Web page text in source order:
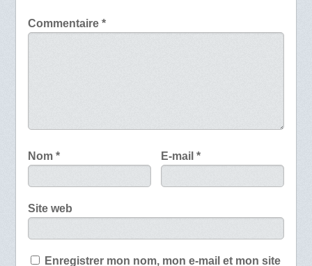
Commentaire *
Nom * E-mail*
Site web
Enregistrer mon nom, mon e-mail et mon site